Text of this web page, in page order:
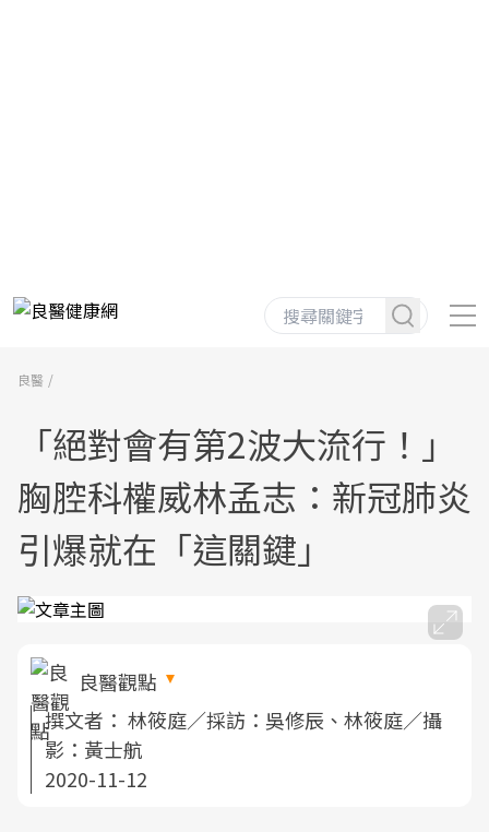
良醫
「絕對會有第2波大流行！」
胸腔科權威林孟志：新冠肺炎
引爆就在「這關鍵」
良醫觀點
撰文者： 林筱庭／採訪：吳修辰、林筱庭／攝
影：黃士航
2020-11-12